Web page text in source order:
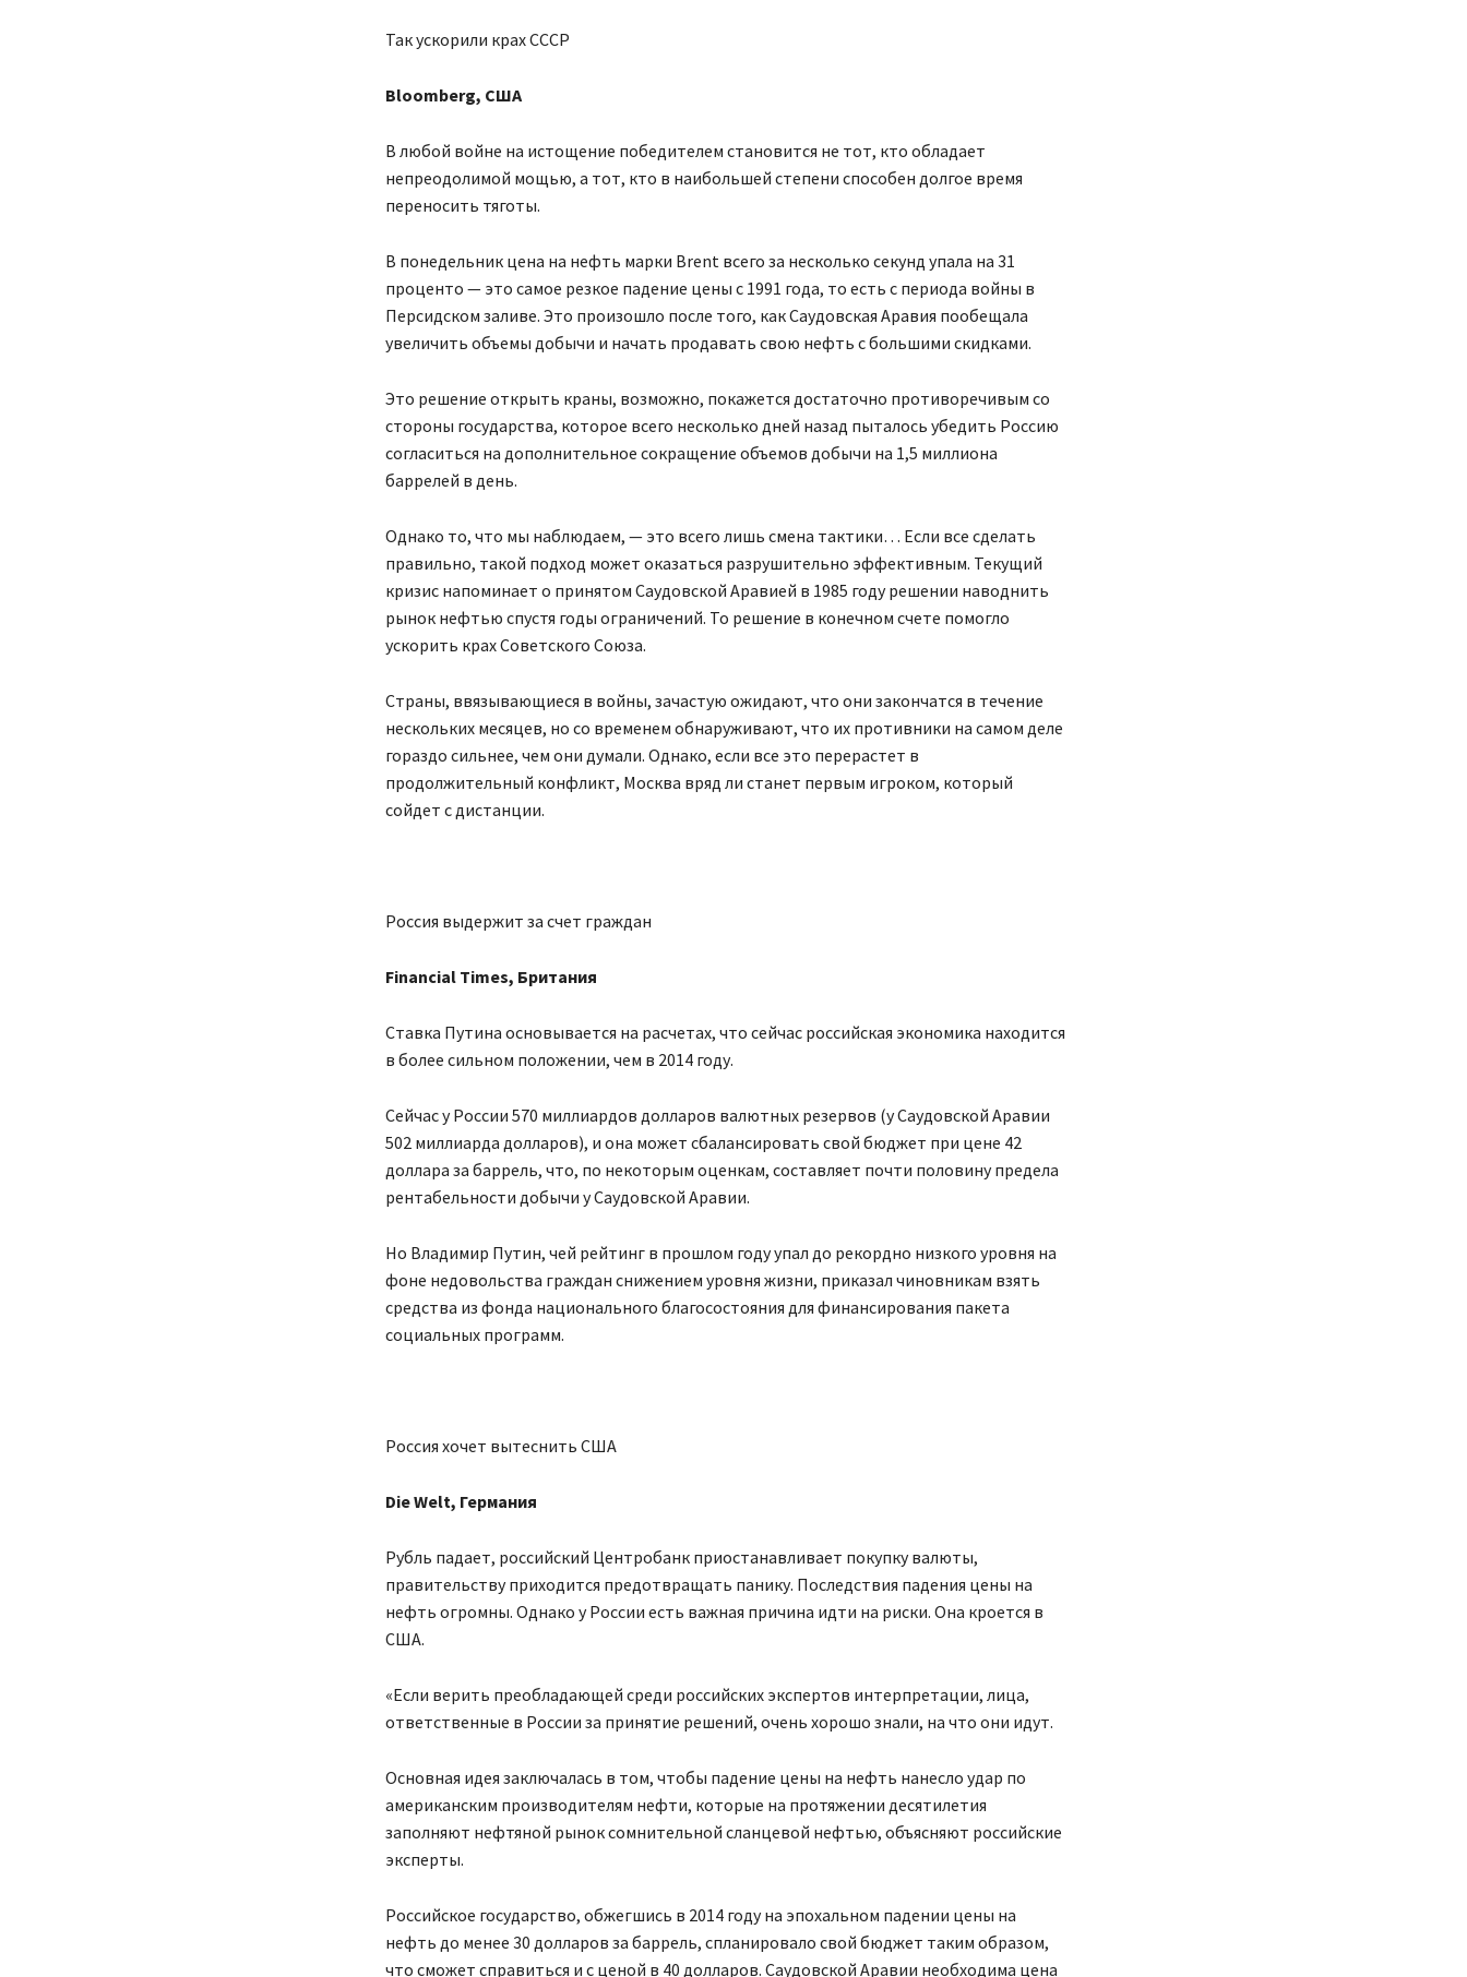
Так ускорили крах СССР
Bloomberg, США
В любой войне на истощение победителем становится не тот, кто обладает
непреодолимой мощью, а тот, кто в наибольшей степени способен долгое время
переносить тяготы.
В понедельник цена на нефть марки Brent всего за несколько секунд упала на 31
проценто — это самое резкое падение цены с 1991 года, то есть с периода войны в
Персидском заливе. Это произошло после того, как Саудовская Аравия пообещала
увеличить объемы добычи и начать продавать свою нефть с большими скидками.
Это решение открыть краны, возможно, покажется достаточно противоречивым со
стороны государства, которое всего несколько дней назад пыталось убедить Россию
согласиться на дополнительное сокращение объемов добычи на 1,5 миллиона
баррелей в день.
Однако то, что мы наблюдаем, — это всего лишь смена тактики… Если все сделать
правильно, такой подход может оказаться разрушительно эффективным. Текущий
кризис напоминает о принятом Саудовской Аравией в 1985 году решении наводнить
рынок нефтью спустя годы ограничений. То решение в конечном счете помогло
ускорить крах Советского Союза.
Страны, ввязывающиеся в войны, зачастую ожидают, что они закончатся в течение
нескольких месяцев, но со временем обнаруживают, что их противники на самом деле
гораздо сильнее, чем они думали. Однако, если все это перерастет в
продолжительный конфликт, Москва вряд ли станет первым игроком, который
сойдет с дистанции.
Россия выдержит за счет граждан
Financial Times, Британия
Ставка Путина основывается на расчетах, что сейчас российская экономика находится
в более сильном положении, чем в 2014 году.
Сейчас у России 570 миллиардов долларов валютных резервов (у Саудовской Аравии
502 миллиарда долларов), и она может сбалансировать свой бюджет при цене 42
доллара за баррель, что, по некоторым оценкам, составляет почти половину предела
рентабельности добычи у Саудовской Аравии.
Но Владимир Путин, чей рейтинг в прошлом году упал до рекордно низкого уровня на
фоне недовольства граждан снижением уровня жизни, приказал чиновникам взять
средства из фонда национального благосостояния для финансирования пакета
социальных программ.
Россия хочет вытеснить США
Die Welt, Германия
Рубль падает, российский Центробанк приостанавливает покупку валюты,
правительству приходится предотвращать панику. Последствия падения цены на
нефть огромны. Однако у России есть важная причина идти на риски. Она кроется в
США.
«Если верить преобладающей среди российских экспертов интерпретации, лица,
ответственные в России за принятие решений, очень хорошо знали, на что они идут.
Основная идея заключалась в том, чтобы падение цены на нефть нанесло удар по
американским производителям нефти, которые на протяжении десятилетия
заполняют нефтяной рынок сомнительной сланцевой нефтью, объясняют российские
эксперты.
Российское государство, обжегшись в 2014 году на эпохальном падении цены на
нефть до менее 30 долларов за баррель, спланировало свой бюджет таким образом,
что сможет справиться и с ценой в 40 долларов. Саудовской Аравии необходима цена